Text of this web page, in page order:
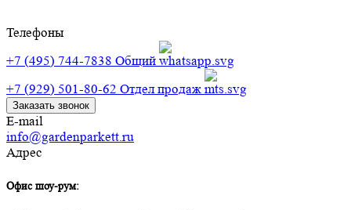
Телефоны
+7 (495) 744-7838 Общий
+7 (929) 501-80-62 Отдел продаж
Заказать звонок
E-mail
info@gardenparkett.ru
Адрес
Офис шоу-рум: